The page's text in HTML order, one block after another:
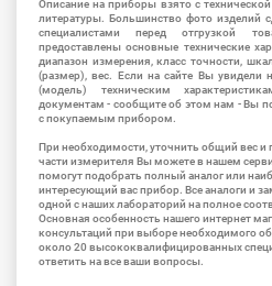
Описание на приборы взято с
литературы. Большинство фото изделий
специалистами перед отгрузкой
предоставлены основные технические
диапазон измерения, класс точности,
(размер), вес. Если на сайте Вы увидели
(модель) техническим
документам - сообщите об этом нам - Вы
с покупаемым прибором.
При необходимости, уточнить общий вес и
части измерителя Вы можете в нашем
помогут подобрать полный аналог или
интересующий вас прибор. Все аналоги и
одной с наших лабораторий на полное
Основная особенность нашего интернет
консультаций при выборе необходимого
около 20 высококвалифицированных
ответить на все ваши вопросы.